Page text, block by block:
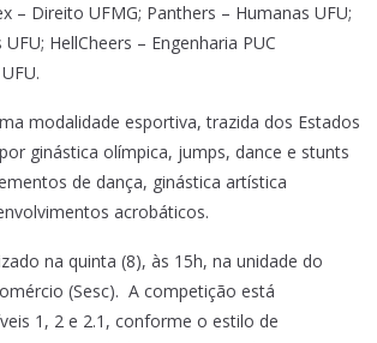
– Direito UFMG; Panthers – Humanas UFU;
UFU; HellCheers – Engenharia PUC
modalidade esportiva, trazida dos Estados
ginástica olímpica, jumps, dance e stunts
de dança, ginástica artística
acrobáticos.
na quinta (8), às 15h, na unidade do
(Sesc). A competição está
1, 2 e 2.1, conforme o estilo de